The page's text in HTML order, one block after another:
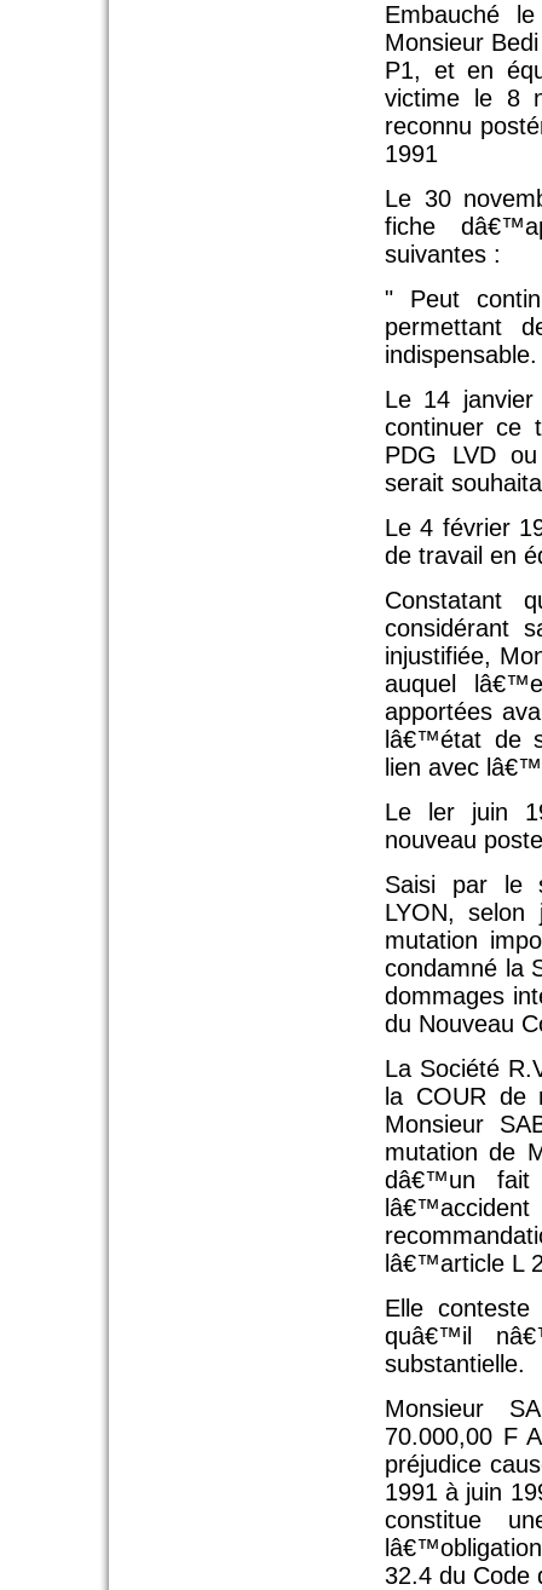
Embauché
Monsieur
P1, et en
victime le 8
reconnu
1991
Le 30
fiche
suivantes :
" Peut
permettant
Le 14
continuer ce
PDG LVD
serait
Le 4 février
de travail en
Constatant
considérant
injustifiée,
auquel
apportées
lâ€™état de
lien avec
Le ler juin
nouveau
Saisi par le
LYON,
mutation
condamné la
dommages
du Nouveau
La Société
la COUR de
Monsieur
mutation de
dâ€™un fait
lâ€™article L
Elle
quâ€™il
substantielle.
Monsieur
70.000,00 F
préjudice
1991 à juin
constitue
32.4 du Code